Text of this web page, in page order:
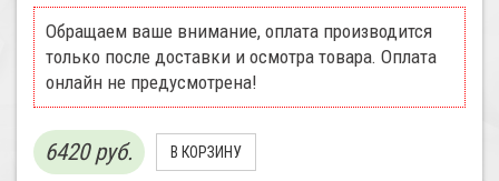
Обращаем ваше внимание, оплата производится
только после доставки и осмотра товара. Оплата
онлайн не предусмотрена!
6420 руб.